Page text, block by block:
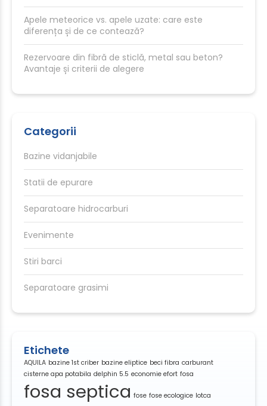
Apele meteorice vs. apele uzate: care este
diferența și de ce contează?
Rezervoare din fibră de sticlă, metal sau beton?
Avantaje și criterii de alegere
Categorii
Bazine vidanjabile
Statii de epurare
Separatoare hidrocarburi
Evenimente
Stiri barci
Separatoare grasimi
Etichete
AQUILA bazine 1st criber bazine eliptice beci fibra carburant
cisterne apa potabila delphin 5.5 economie efort fosa
fosa septica fose fose ecologice lotca